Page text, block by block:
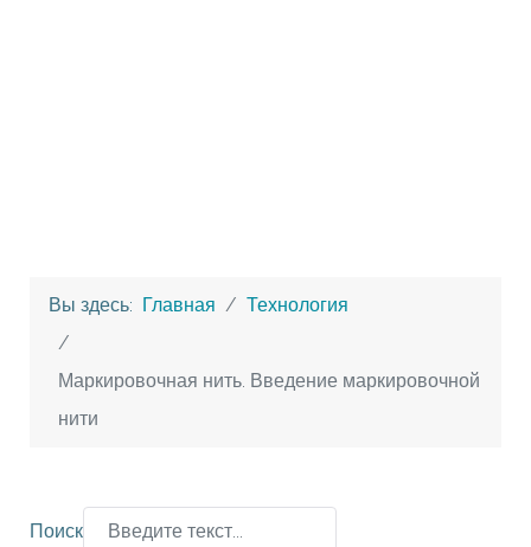
Вы здесь: Главная Технология
Маркировочная нить. Введение маркировочной
нити
Поиск